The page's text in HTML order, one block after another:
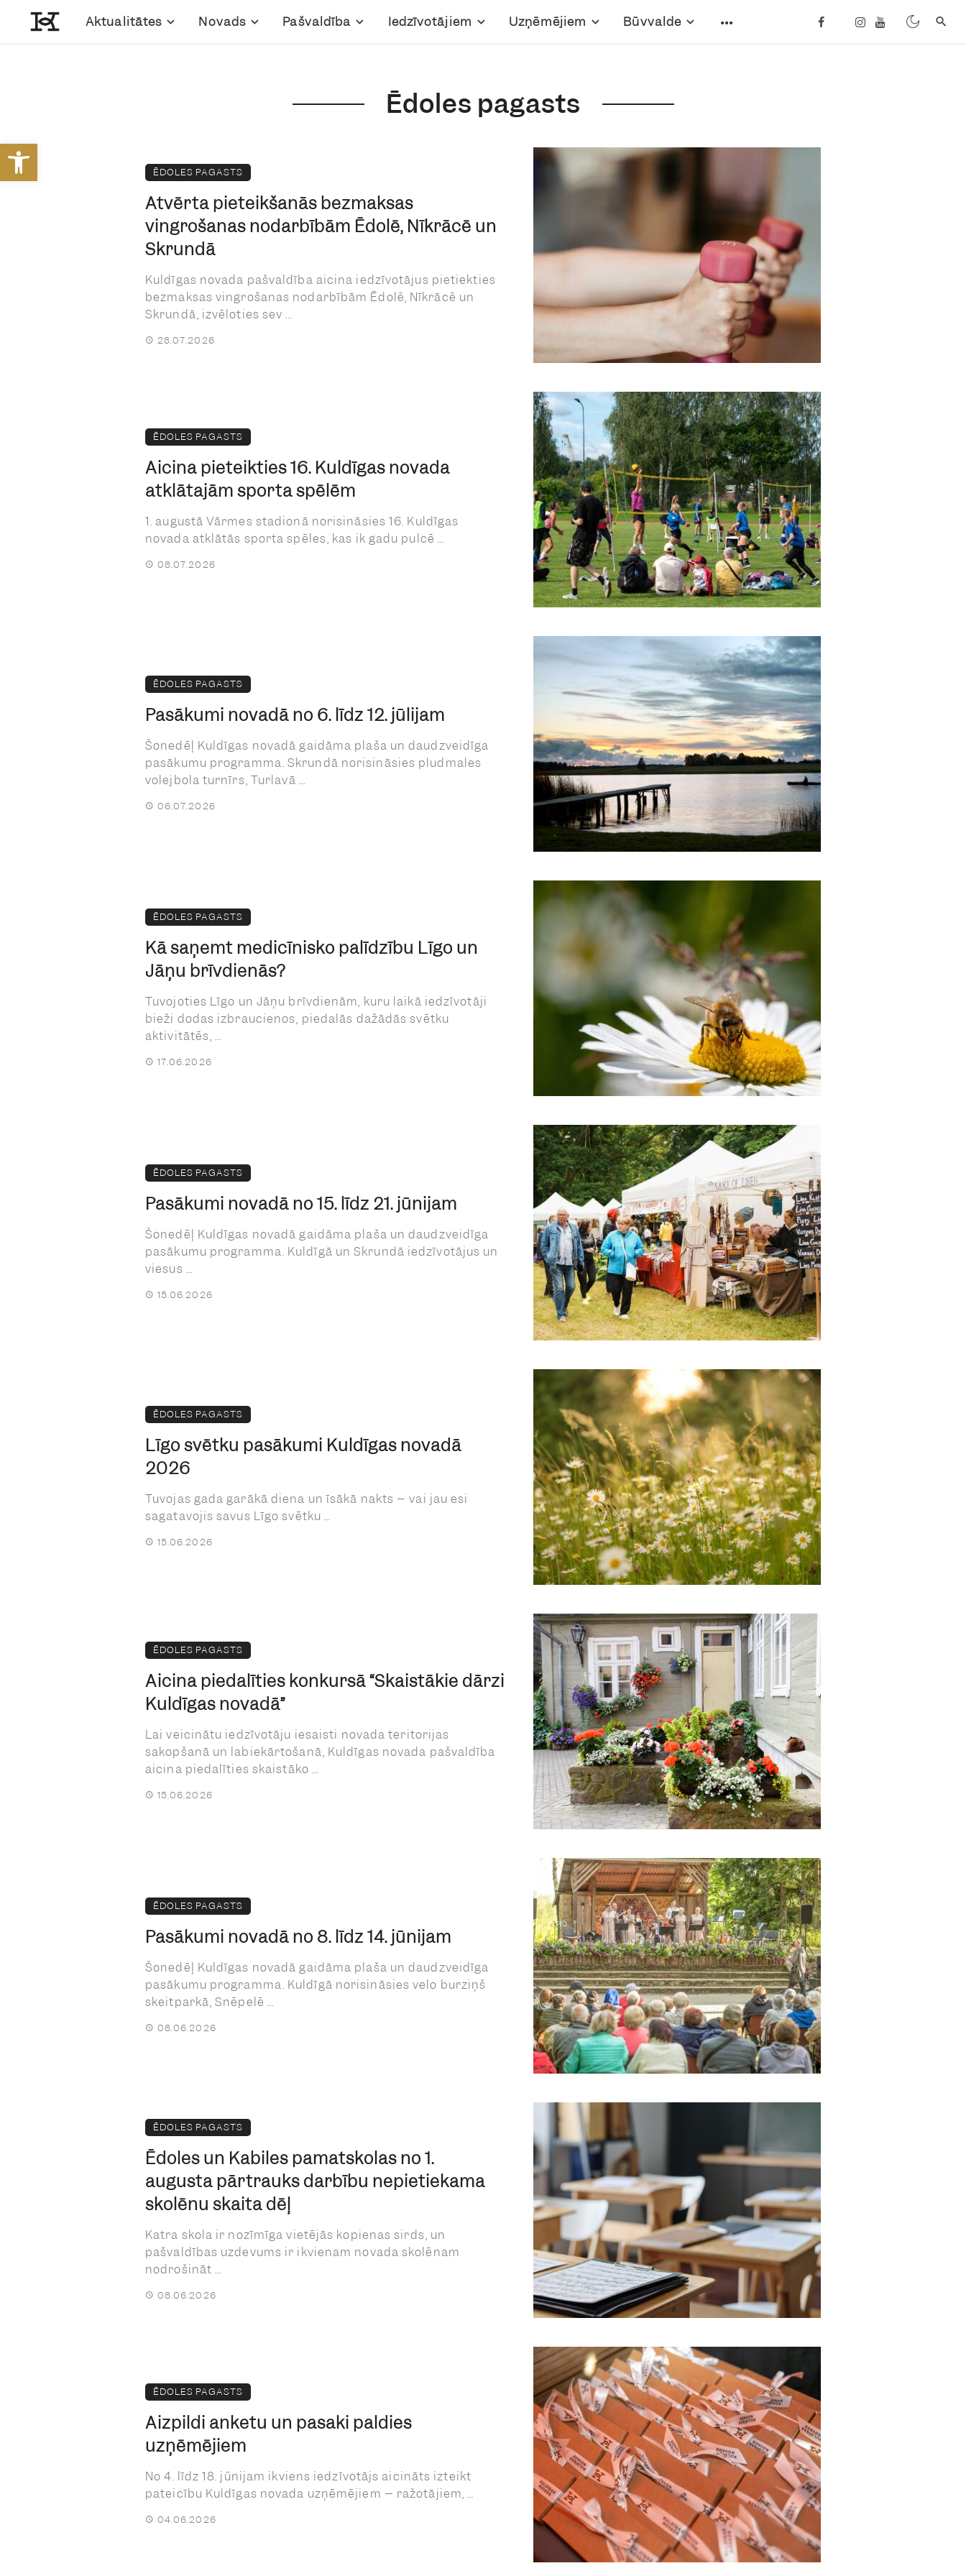
Open toolbar
Aktualitātes Novads Pašvaldība Iedzīvotājiem Uzņēmējiem Būvvalde
Ēdoles pagasts
ĒDOLES PAGASTS
Atvērta pieteikšanās bezmaksas
vingrošanas nodarbībām Ēdolē, Nīkrācē un
Skrundā
Kuldīgas novada pašvaldība aicina iedzīvotājus pietiekties
bezmaksas vingrošanas nodarbībām Ēdolē, Nīkrācē un
Skrundā, izvēloties sev ...
28.07.2026
ĒDOLES PAGASTS
Aicina pieteikties 16. Kuldīgas novada
atklātajām sporta spēlēm
1. augustā Vārmes stadionā norisināsies 16. Kuldīgas
novada atklātās sporta spēles, kas ik gadu pulcē ...
08.07.2026
ĒDOLES PAGASTS
Pasākumi novadā no 6. līdz 12. jūlijam
Šonedēļ Kuldīgas novadā gaidāma plaša un daudzveidīga
pasākumu programma. Skrundā norisināsies pludmales
volejbola turnīrs, Turlavā ...
06.07.2026
ĒDOLES PAGASTS
Kā saņemt medicīnisko palīdzību Līgo un
Jāņu brīvdienās?
Tuvojoties Līgo un Jāņu brīvdienām, kuru laikā iedzīvotāji
bieži dodas izbraucienos, piedalās dažādās svētku
aktivitātēs, ...
17.06.2026
ĒDOLES PAGASTS
Pasākumi novadā no 15. līdz 21. jūnijam
Šonedēļ Kuldīgas novadā gaidāma plaša un daudzveidīga
pasākumu programma. Kuldīgā un Skrundā iedzīvotājus un
viesus ...
15.06.2026
ĒDOLES PAGASTS
Līgo svētku pasākumi Kuldīgas novadā
2026
Tuvojas gada garākā diena un īsākā nakts – vai jau esi
sagatavojis savus Līgo svētku ...
15.06.2026
ĒDOLES PAGASTS
Aicina piedalīties konkursā “Skaistākie dārzi
Kuldīgas novadā”
Lai veicinātu iedzīvotāju iesaisti novada teritorijas
sakopšanā un labiekārtošanā, Kuldīgas novada pašvaldība
aicina piedalīties skaistāko ...
15.06.2026
ĒDOLES PAGASTS
Pasākumi novadā no 8. līdz 14. jūnijam
Šonedēļ Kuldīgas novadā gaidāma plaša un daudzveidīga
pasākumu programma. Kuldīgā norisināsies velo burziņš
skeitparkā, Snēpelē ...
08.06.2026
ĒDOLES PAGASTS
Ēdoles un Kabiles pamatskolas no 1.
augusta pārtrauks darbību nepietiekama
skolēnu skaita dēļ
Katra skola ir nozīmīga vietējās kopienas sirds, un
pašvaldības uzdevums ir ikvienam novada skolēnam
nodrošināt ...
08.06.2026
ĒDOLES PAGASTS
Aizpildi anketu un pasaki paldies
uzņēmējiem
No 4. līdz 18. jūnijam ikviens iedzīvotājs aicināts izteikt
pateicību Kuldīgas novada uzņēmējiem – ražotājiem, ...
04.06.2026